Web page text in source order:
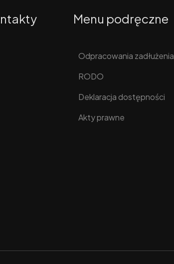
Menu podręczne
Odpracowania zadłużenia
RODO
Deklaracja dostępności
Akty prawne